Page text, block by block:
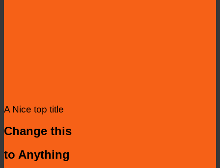
A Nice top title
Change this
to Anything